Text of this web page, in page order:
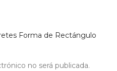
Forma de Rectángulo
no será publicada.